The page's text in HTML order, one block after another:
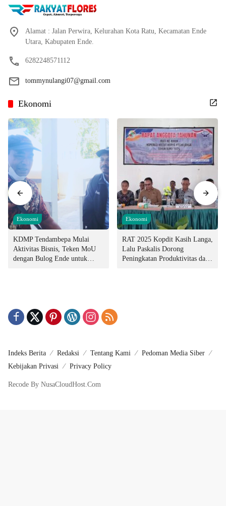
Alamat : Jalan Perwira, Kelurahan Kota Ratu, Kecamatan Ende
Utara, Kabupaten Ende.
6282248571112
tommynulangi07@gmail.com
Ekonomi
Ekonomi
KDMP Tendambepa Mulai
Aktivitas Bisnis, Teken MoU
dengan Bulog Ende untuk
Ekonomi
RAT 2025 Kopdit Kasih Langa,
Lalu Paskalis Dorong
Peningkatan Produktivitas dan
Indeks Berita Redaksi Tentang Kami
Pedoman Media Siber
Kebijakan Privasi
Privacy Policy
Recode By NusaCloudHost.Com